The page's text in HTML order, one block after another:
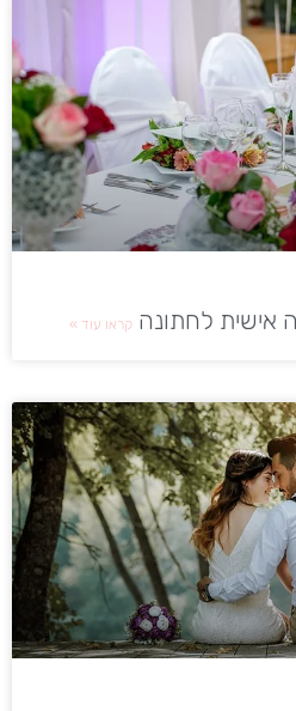
אישית לחתונה קראו עוד »